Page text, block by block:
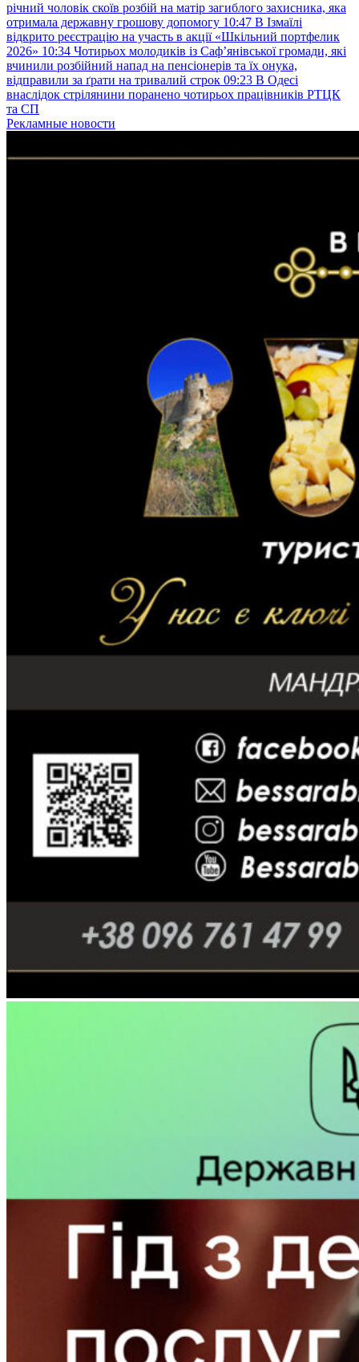
річний чоловік скоїв розбій на матір загиблого захисника, яка
отримала державну грошову допомогу 10:47 В Ізмаїлі
відкрито реєстрацію на участь в акції «Шкільний портфелик
2026» 10:34 Чотирьох молодиків із Саф’янівської громади, які
вчинили розбійний напад на пенсіонерів та їх онука,
відправили за ґрати на тривалий строк 09:23 В Одесі
внаслідок стрілянини поранено чотирьох працівників РТЦК
та СП
Рекламные новости